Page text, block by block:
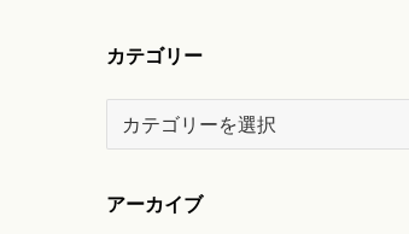
カテゴリー
テ
リ
アーカイブ